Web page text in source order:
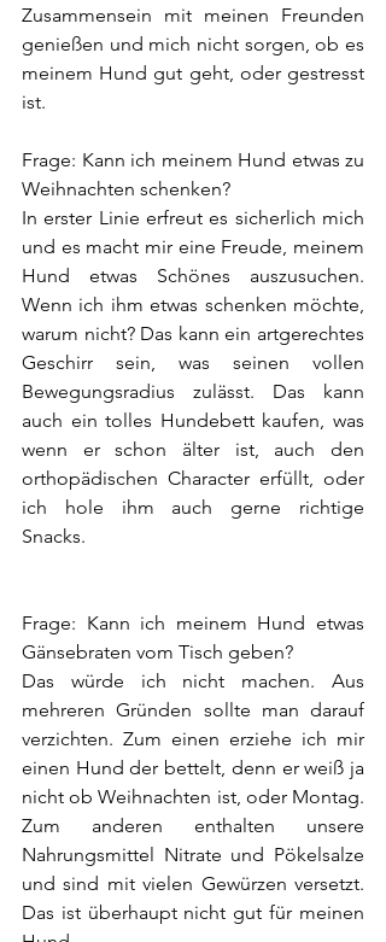
Zusammensein mit meinen Freunden
genießen und mich nicht sorgen, ob es
meinem Hund gut geht, oder gestresst
ist.
Frage: Kann ich meinem Hund etwas zu
Weihnachten schenken?
In erster Linie erfreut es sicherlich mich
und es macht mir eine Freude, meinem
Hund etwas Schönes auszusuchen.
Wenn ich ihm etwas schenken möchte,
warum nicht? Das kann ein artgerechtes
Geschirr sein, was seinen vollen
Bewegungsradius zulässt. Das kann
auch ein tolles Hundebett kaufen, was
wenn er schon älter ist, auch den
orthopädischen Character erfüllt, oder
ich hole ihm auch gerne richtige
Snacks.
Frage: Kann ich meinem Hund etwas
Gänsebraten vom Tisch geben?
Das würde ich nicht machen. Aus
mehreren Gründen sollte man darauf
verzichten. Zum einen erziehe ich mir
einen Hund der bettelt, denn er weiß ja
nicht ob Weihnachten ist, oder Montag.
Zum anderen enthalten unsere
Nahrungsmittel Nitrate und Pökelsalze
und sind mit vielen Gewürzen versetzt.
Das ist überhaupt nicht gut für meinen